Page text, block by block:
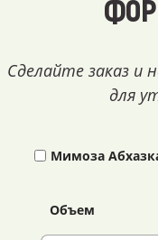
Сделайте заказ и
для
Мимоза
Объем